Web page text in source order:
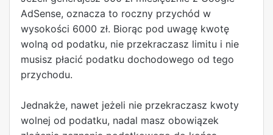
AdSense, oznacza to roczny przychód w
wysokości 6000 zł. Biorąc pod uwagę kwotę
wolną od podatku, nie przekraczasz limitu i nie
musisz płacić podatku dochodowego od tego
przychodu.
Jednakże, nawet jeżeli nie przekraczasz kwoty
wolnej od podatku, nadal masz obowiązek